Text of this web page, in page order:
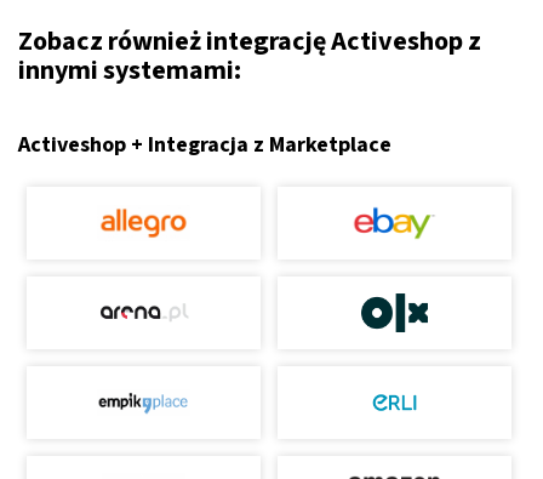
Zobacz również integrację Activeshop z
innymi systemami:
Activeshop + Integracja z Marketplace